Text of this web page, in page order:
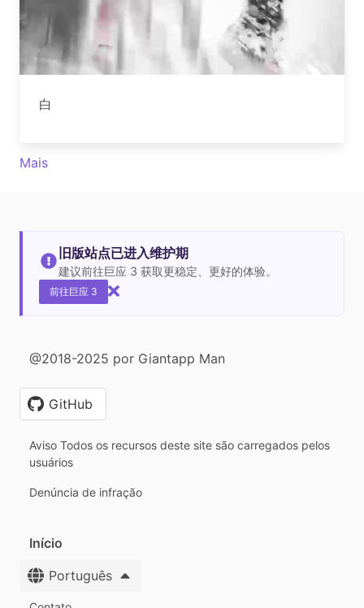
白
Mais
旧版站点已进入维护期
建议前往巨应 3 获取更稳定、更好的体验。
前往巨应 3
@2018-2025 por Giantapp Man
GitHub
Aviso Todos os recursos deste site são carregados pelos
usuários
Denúncia de infração
Início
Português